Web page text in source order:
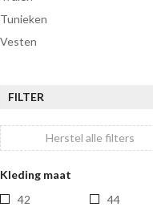
tunieken
vesten
FILTER
Herstel alle filters
Kleding maat
42
44